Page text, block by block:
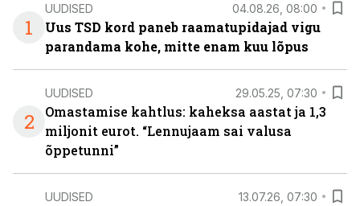
1
UUDISED 04.08.26, 08:00
Uus TSD kord paneb raamatupidajad vigu
parandama kohe, mitte enam kuu lõpus
2
UUDISED 29.05.25, 07:30
Omastamise kahtlus: kaheksa aastat ja 1,3
miljonit eurot. “Lennujaam sai valusa
õppetunni”
UUDISED 13.07.26, 07:30